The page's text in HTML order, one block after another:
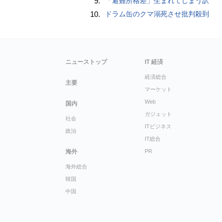
10. ドラム缶のクマ溺死させ批判殺到
ニューストップ
主要
国内
社会
政治
海外
海外総合
韓国
中国
IT 経済
経済総合
マーケット
Web
ガジェット
ITビジネス
IT総合
PR